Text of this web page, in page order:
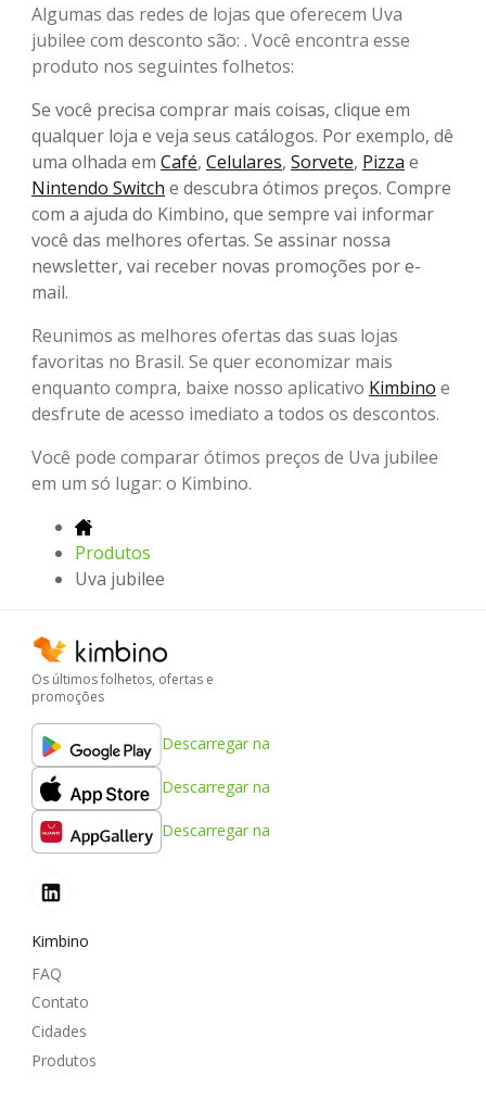
Algumas das redes de lojas que oferecem Uva
jubilee com desconto são: . Você encontra esse
produto nos seguintes folhetos:
Se você precisa comprar mais coisas, clique em
qualquer loja e veja seus catálogos. Por exemplo, dê
uma olhada em Café, Celulares, Sorvete, Pizza e
Nintendo Switch e descubra ótimos preços. Compre
com a ajuda do Kimbino, que sempre vai informar
você das melhores ofertas. Se assinar nossa
newsletter, vai receber novas promoções por e-
mail.
Reunimos as melhores ofertas das suas lojas
favoritas no Brasil. Se quer economizar mais
enquanto compra, baixe nosso aplicativo Kimbino e
desfrute de acesso imediato a todos os descontos.
Você pode comparar ótimos preços de Uva jubilee
em um só lugar: o Kimbino.
Produtos
Uva jubilee
Os últimos folhetos, ofertas e
promoções
Descarregar na
Descarregar na
Descarregar na
Kimbino
FAQ
Contato
Cidades
Produtos